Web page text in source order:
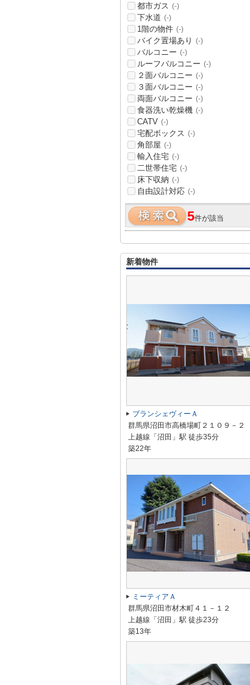
都市ガス (-)
下水道 (-)
1階の物件 (-)
バイク置場あり (-)
バルコニー (-)
ルーフバルコニー (-)
２面バルコニー (-)
３面バルコニー (-)
両面バルコニー (-)
食器洗い乾燥機 (-)
CATV (-)
宅配ボックス (-)
角部屋 (-)
輸入住宅 (-)
二世帯住宅 (-)
床下収納 (-)
自由設計対応 (-)
5件が該当
新着物件
ブランシェヴィーＡ
群馬県沼田市高橋場町２１０９－２
上越線「沼田」駅 徒歩35分
築22年
ミーティアＡ
群馬県沼田市材木町４１－１２
上越線「沼田」駅 徒歩23分
築13年